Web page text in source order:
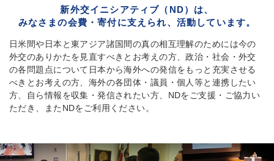
新外交イニシアティブ（ND）は、
みなさまの会費・寄付に支えられ、活動しています。
日米間や日本と東アジア諸国間の真の相互理解のためには今の
外交のありかたを見直すべきとお考えの方、政治・社会・外交
の各問題点について日本から海外への発信をもっと充実させる
べきとお考えの方、海外の各団体・議員・個人等と連携したい
方、自ら情報を収集・発信されたい方、NDをご支援・ご協力い
ただき、またNDをご利用ください。